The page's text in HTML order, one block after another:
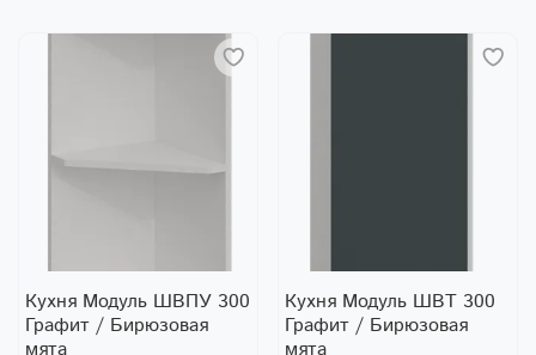
Кухня Модуль ШВПУ 300
Графит / Бирюзовая
Кухня Модуль ШВТ 300
Графит / Бирюзовая